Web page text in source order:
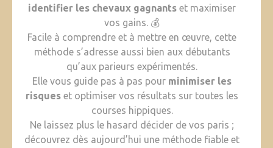
identifier les chevaux gagnants et maximiser
vos gains. 💰
Facile à comprendre et à mettre en œuvre, cette
méthode s’adresse aussi bien aux débutants
qu’aux parieurs expérimentés.
Elle vous guide pas à pas pour minimiser les
risques et optimiser vos résultats sur toutes les
courses hippiques.
Ne laissez plus le hasard décider de vos paris ;
découvrez dès aujourd’hui une méthode fiable et